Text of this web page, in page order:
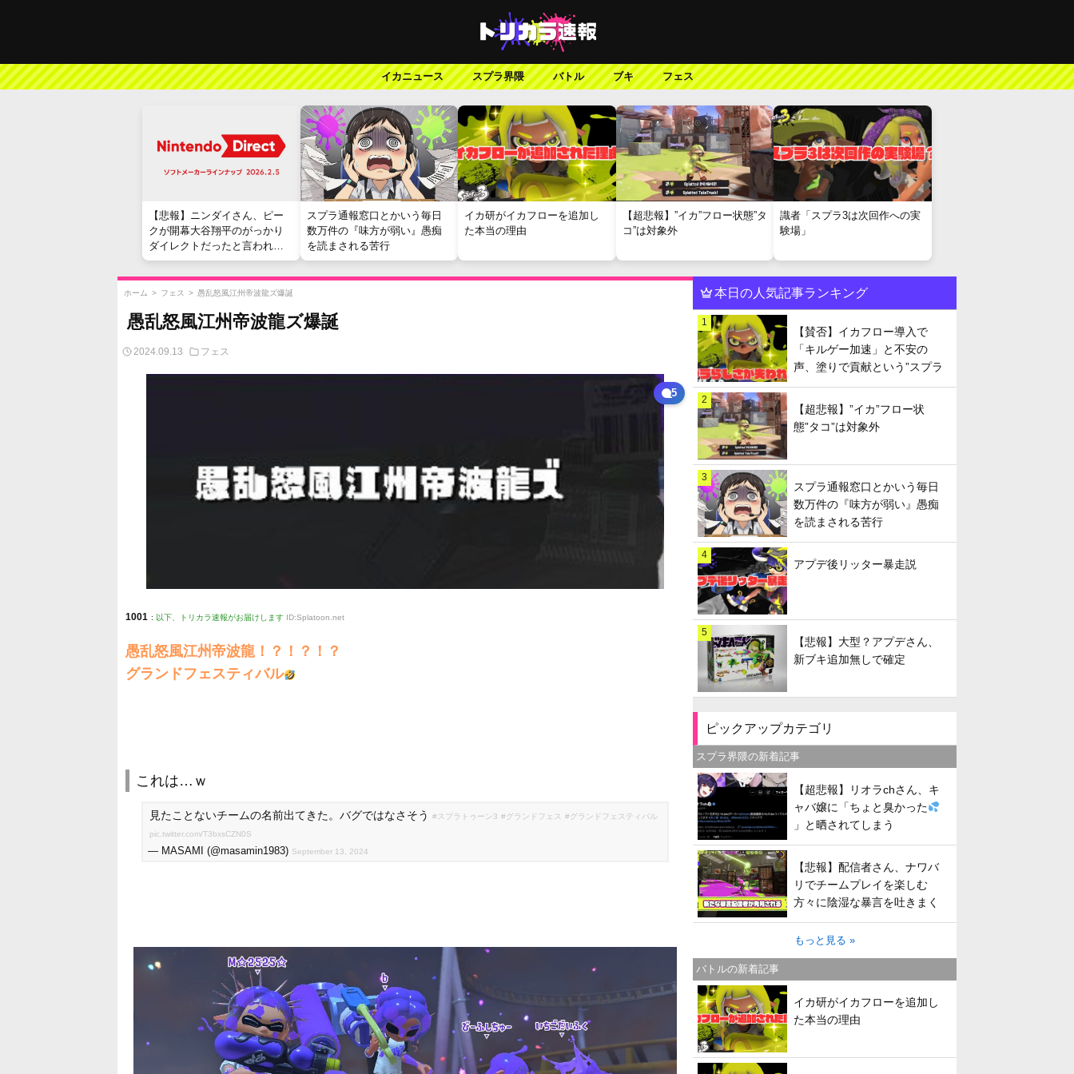
イカニュース スプラ界隈 バトル ブキ フェス
【悲報】ニンダイさん、ピー
クが開幕大谷翔平のがっかり
ダイレクトだったと言われて
しまう
スプラ通報窓口とかいう毎日
数万件の『味方が弱い』愚痴
を読まされる苦行
イカ研がイカフローを追加し
た本当の理由
【超悲報】”イカ”フロー状態”タ
コ”は対象外
識者「スプラ3は次回作への実
験場」
ホーム > フェス > 愚乱怒風江州帝波龍ズ爆誕
愚乱怒風江州帝波龍ズ爆誕
2024.09.13 フェス
5
1001 : 以下、トリカラ速報がお届けします ID:Splatoon.net
愚乱怒風江州帝波龍！？！？！？
グランドフェスティバル
これは…ｗ
見たことないチームの名前出てきた。バグではなさそう #スプラトゥーン3 #グランドフェス #グランドフェスティバル
pic.twitter.com/T3bxsCZN0S
— MASAMI (@masamin1983) September 13, 2024
本日の人気記事ランキング
1
【賛否】イカフロー導入で
「キルゲー加速」と不安の
声、塗りで貢献という”スプラ
らしさ”は失われてしまうのか
2
【超悲報】”イカ”フロー状
態”タコ”は対象外
3
スプラ通報窓口とかいう毎日
数万件の『味方が弱い』愚痴
を読まされる苦行
4
アプデ後リッター暴走説
5
【悲報】大型？アプデさん、
新ブキ追加無しで確定
ピックアップカテゴリ
スプラ界隈の新着記事
【超悲報】リオラchさん、キ
ャバ嬢に「ちょと臭かった
」と晒されてしまう
【悲報】配信者さん、ナワバ
リでチームプレイを楽しむ
方々に陰湿な暴言を吐きまく
ってしまう
もっと見る »
バトルの新着記事
イカ研がイカフローを追加し
た本当の理由